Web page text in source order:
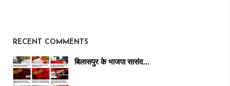
RECENT COMMENTS
बिलासपुर के भाजपा सासंद…